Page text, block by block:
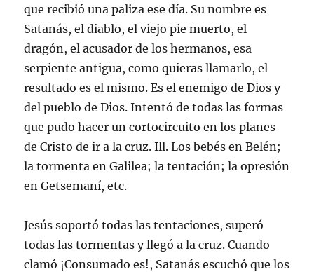
que recibió una paliza ese día. Su nombre es
Satanás, el diablo, el viejo pie muerto, el
dragón, el acusador de los hermanos, esa
serpiente antigua, como quieras llamarlo, el
resultado es el mismo. Es el enemigo de Dios y
del pueblo de Dios. Intentó de todas las formas
que pudo hacer un cortocircuito en los planes
de Cristo de ir a la cruz. Ill. Los bebés en Belén;
la tormenta en Galilea; la tentación; la opresión
en Getsemaní, etc.
Jesús soportó todas las tentaciones, superó
todas las tormentas y llegó a la cruz. Cuando
clamó ¡Consumado es!, Satanás escuchó que los